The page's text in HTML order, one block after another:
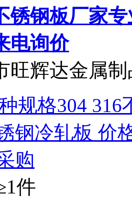
锈钢板厂家
电询价
旺辉达金属
件